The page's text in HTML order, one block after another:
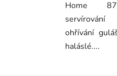
Home
ohřívání
haláslé....